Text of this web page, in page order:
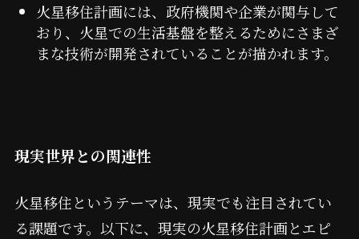
火星移住計画には、政府機関や企業が関与して
おり、火星での生活基盤を整えるためにさまざ
まな技術が開発されていることが描かれます。
現実世界との関連性
火星移住というテーマは、現実でも注目されてい
る課題です。以下に、現実の火星移住計画とエピ